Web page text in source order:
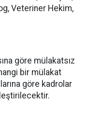
Veteriner Hekim,
göre mülakatsız
bir mülakat
göre kadrolar